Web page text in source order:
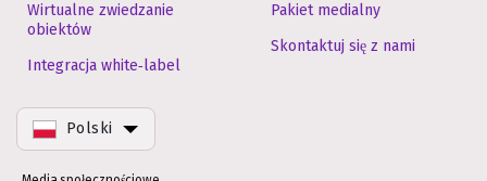
Wirtualne zwiedzanie
obiektów
Integracja white‑label
Pakiet medialny
Skontaktuj się z nami
Polski